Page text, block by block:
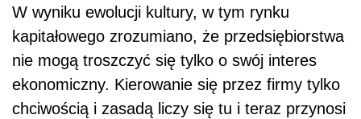
W wyniku ewolucji kultury, w tym rynku
kapitałowego zrozumiano, że przedsiębiorstwa
nie mogą troszczyć się tylko o swój interes
ekonomiczny. Kierowanie się przez firmy tylko
chciwością i zasadą liczy się tu i teraz przynosi